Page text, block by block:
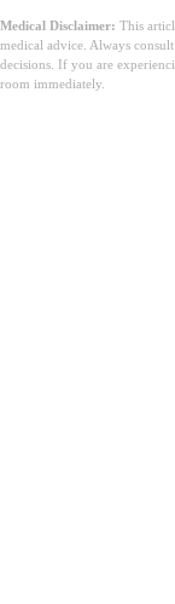
Medical Disclaimer: This
medical advice. Always
decisions. If you are
room immediately.